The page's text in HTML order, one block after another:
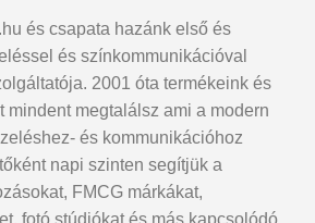
és csapata hazánk első és
és színkommunikációval
2001 óta termékeink és
mindent megtalálsz ami a modern
és kommunikációhoz
napi szinten segítjük a
FMCG márkákat,
fotó stúdiókat és más kapcsolódó